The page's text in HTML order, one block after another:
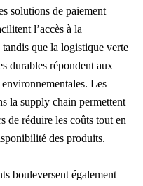
solutions de paiement
l’accès à la
que la logistique verte
durables répondent aux
Les
la supply chain permettent
de réduire les coûts tout en
des produits.
bouleversent également